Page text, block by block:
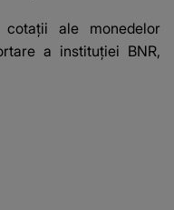
ale monedelor
a instituției BNR,